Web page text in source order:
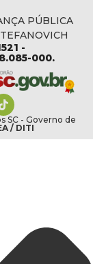
PÚBLICA
-
000.
SC - Governo de
/ DITI